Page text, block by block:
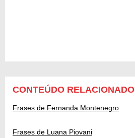
CONTEÚDO RELACIONADO
Frases de Fernanda Montenegro
Frases de Luana Piovani